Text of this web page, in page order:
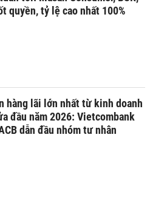
quyền, tỷ lệ cao nhất 100%
hàng lãi lớn nhất từ kinh doanh
đầu năm 2026: Vietcombank
dẫn đầu nhóm tư nhân